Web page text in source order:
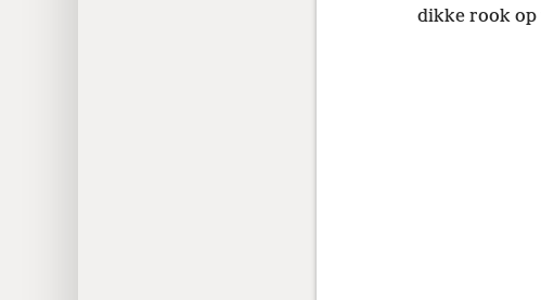
dikke rook op